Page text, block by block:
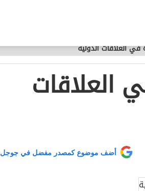
في العلاقات الدولية
العلاقات
أضف موضوع كمصدر مفضل في جوجل